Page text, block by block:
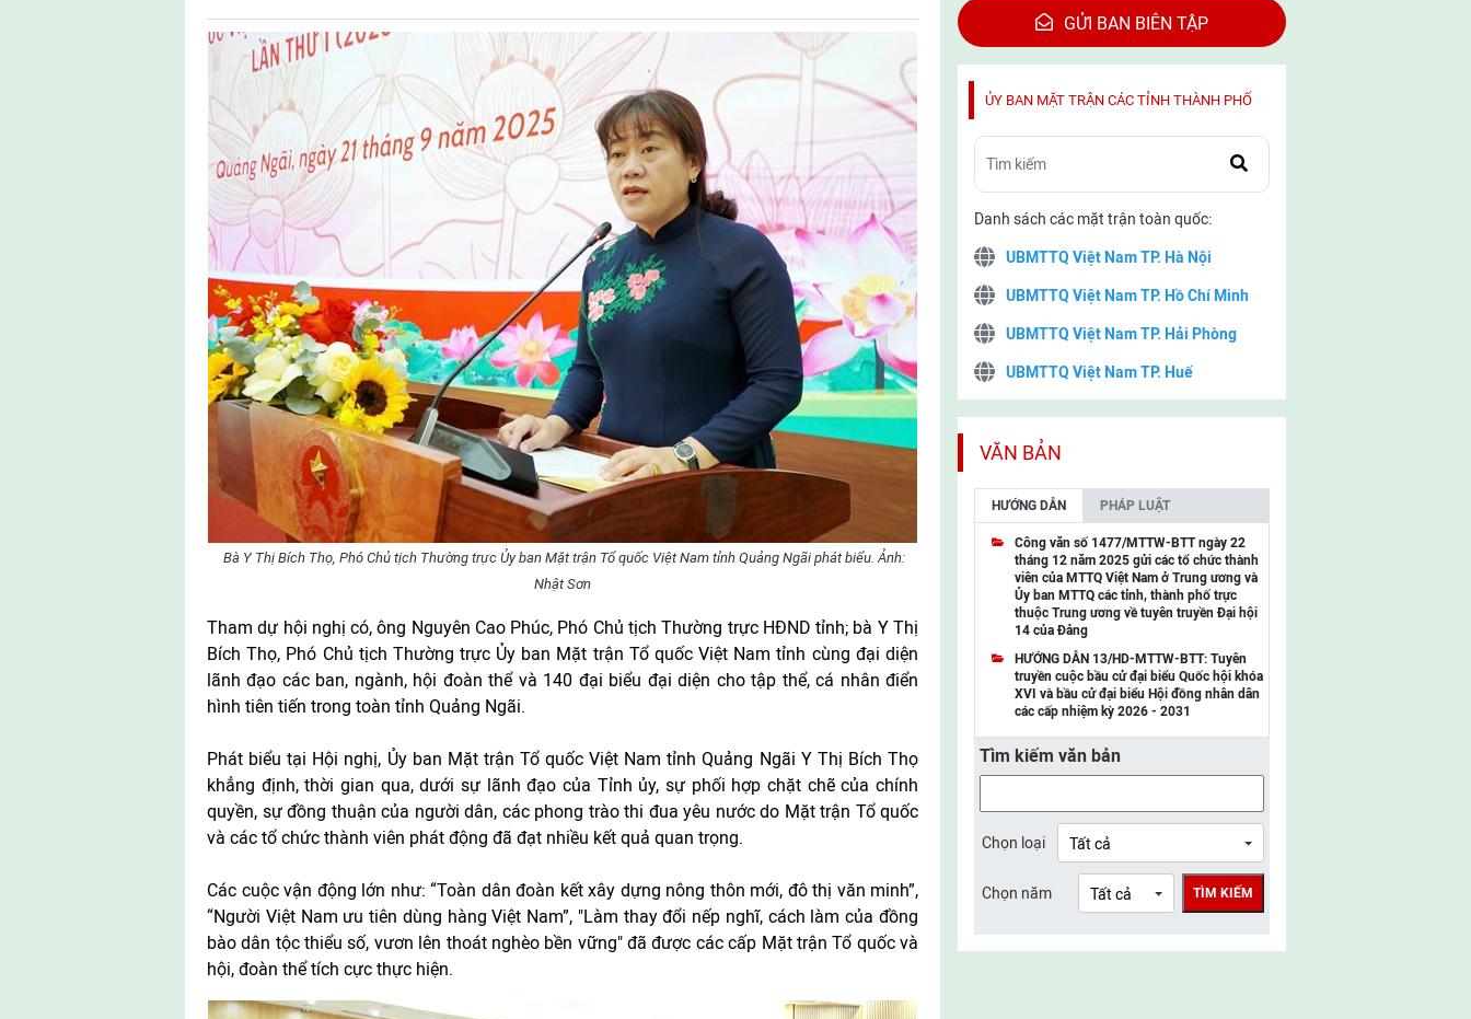
Bà Y Thị Bích Thọ, Phó Chủ tịch Thường trực Ủy ban Mặt trận Tổ quốc Việt Nam tỉnh Quảng Ngãi phát biểu. Ảnh:
Nhật Sơn
Tham dự hội nghị có, ông Nguyên Cao Phúc, Phó Chủ tịch Thường trực HĐND tỉnh; bà Y Thị
Bích Thọ, Phó Chủ tịch Thường trực Ủy ban Mặt trận Tổ quốc Việt Nam tỉnh cùng đại diện
lãnh đạo các ban, ngành, hội đoàn thể và 140 đại biểu đại diện cho tập thể, cá nhân điển
hình tiên tiến trong toàn tỉnh Quảng Ngãi.
Phát biểu tại Hội nghị, Ủy ban Mặt trận Tổ quốc Việt Nam tỉnh Quảng Ngãi Y Thị Bích Thọ
khẳng định, thời gian qua, dưới sự lãnh đạo của Tỉnh ủy, sự phối hợp chặt chẽ của chính
quyền, sự đồng thuận của người dân, các phong trào thi đua yêu nước do Mặt trận Tổ quốc
và các tổ chức thành viên phát động đã đạt nhiều kết quả quan trọng.
Các cuộc vận động lớn như: “Toàn dân đoàn kết xây dựng nông thôn mới, đô thị văn minh”,
“Người Việt Nam ưu tiên dùng hàng Việt Nam”, "Làm thay đổi nếp nghĩ, cách làm của đồng
bào dân tộc thiểu số, vươn lên thoát nghèo bền vững" đã được các cấp Mặt trận Tổ quốc và
hội, đoàn thể tích cực thực hiện.
GỬI BAN BIÊN TẬP
ỦY BAN MẶT TRẬN CÁC TỈNH THÀNH PHỐ
Danh sách các mặt trận toàn quốc:
UBMTTQ Việt Nam TP. Hà Nội
UBMTTQ Việt Nam TP. Hồ Chí Minh
UBMTTQ Việt Nam TP. Hải Phòng
UBMTTQ Việt Nam TP. Huế
UBMTTQ Việt Nam TP. Cần Thơ
UBMTTQ Việt Nam tỉnh Quảng Ninh
UBMTTQ Việt Nam tỉnh Cao Bằng
UBMTTQ Việt Nam tỉnh Lạng Sơn
UBMTTQ Việt Nam tỉnh Lai Châu
UBMTTQ Việt Nam tỉnh Điện Biên
UBMTTQ Việt Nam tỉnh Sơn La
UBMTTQ Việt Nam tỉnh Thanh Hóa
UBMTTQ Việt Nam tỉnh Nghệ An
UBMTTQ Việt Nam tỉnh Lào Cai
UBMTTQ Việt Nam tỉnh Thái Nguyên
VĂN BẢN
HƯỚNG DẪN PHÁP LUẬT
Công văn số 1477/MTTW-BTT ngày 22
tháng 12 năm 2025 gửi các tổ chức thành
viên của MTTQ Việt Nam ở Trung ương và
Ủy ban MTTQ các tỉnh, thành phố trực
thuộc Trung ương về tuyên truyền Đại hội
14 của Đảng
HƯỚNG DẪN 13/HD-MTTW-BTT: Tuyên
truyền cuộc bầu cử đại biểu Quốc hội khóa
XVI và bầu cử đại biểu Hội đồng nhân dân
các cấp nhiệm kỳ 2026 - 2031
Tìm kiếm văn bản
Chọn loại
Chọn năm TÌM KIẾM